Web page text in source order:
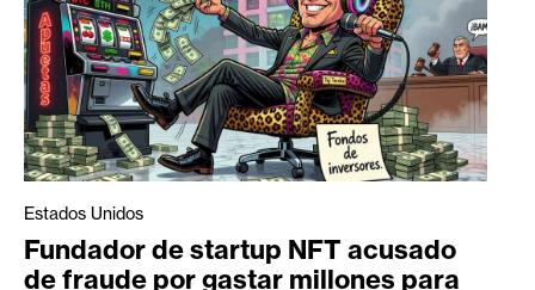
Estados Unidos
Fundador de startup NFT acusado
de fraude por gastar millones para